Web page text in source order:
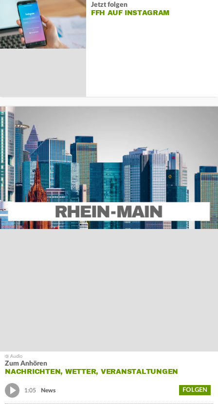
Jetzt folgen
FFH AUF INSTAGRAM
Zum Anhören
NACHRICHTEN, WETTER, VERANSTALTUNGEN
1:05 News FOLGEN